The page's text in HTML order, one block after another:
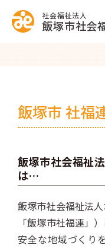
社会福祉法人
飯塚市社会
飯塚市 社福
飯塚市社会福祉
は…
飯塚市社会福祉法
「飯塚市社福連」
安全な地域づくり